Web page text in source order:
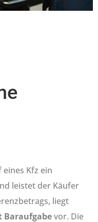
Kfz ein
leistet der Käufer
liegt
Baraufgabevor. Die